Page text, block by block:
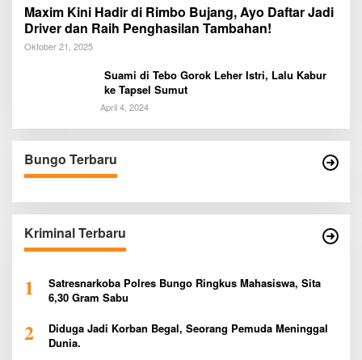
Maxim Kini Hadir di Rimbo Bujang, Ayo Daftar Jadi
Driver dan Raih Penghasilan Tambahan!
Oktober 21, 2025
Suami di Tebo Gorok Leher Istri, Lalu Kabur
ke Tapsel Sumut
April 4, 2024
Bungo Terbaru
Kriminal Terbaru
1
Satresnarkoba Polres Bungo Ringkus Mahasiswa, Sita
6,30 Gram Sabu
2
Diduga Jadi Korban Begal, Seorang Pemuda Meninggal
Dunia.